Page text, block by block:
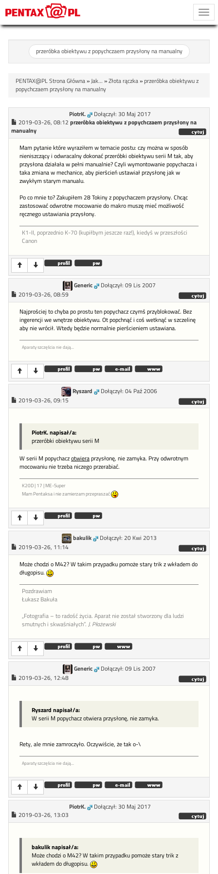
przeróbka obiektywu z popychczaem przysłony na manualny
PENTAX@PL Strona Główna»Jak... »Złota rączka»przeróbka obiektywu z
popychczaem przysłony na manualny
PiotrK.
Dołączył: 30 Maj 2017
2019-03-26, 08:12 przeróbka obiektywu z popychczaem przysłony na
manualny
Mam pytanie które wyraziłem w temacie postu: czy można w sposób
nieniszczący i odwracalny dokonać przeróbki obiektywu serii M tak, aby
przysłona działała w pełni manualnie? Czyli wymontowanie popychacza i
taka zmiana w mechanice, aby pierścień ustawiał przysłonę jak w
zwykłym starym manualu.
Po co mnie to? Zakupiłem 28 Tokiny z popychaczem przysłony. Chcąc
zastosować odwrotne mocowanie do makro muszę mieć możliwość
ręcznego ustawiania przysłony.
K1-II, poprzednio K-70 (kupiłbym jeszcze raz!), kiedyś w przeszłości
Canon
Generic
Dołączył: 09 Lis 2007
2019-03-26, 08:59
Najprościej to chyba po prostu ten popychacz czymś przyblokować. Bez
ingerencji we wnętrze obiektywu. Ot popchnąć i coś wetknąć w szczelinę
aby nie wrócił. Wtedy będzie normalnie pierścieniem ustawiana.
Aparaty szczęścia nie dają...
Ryszard
Dołączył: 04 Paź 2006
2019-03-26, 09:15
PiotrK. napisał/a:
przeróbki obiektywu serii M
W serii M popychaczotwieraprzysłonę, nie zamyka. Przy odwrotnym
mocowaniu nie trzeba niczego przerabiać.
K20D | 17 | ME-Super
Mam Pentaksa i nie zamierzam przepraszać
bakulik
Dołączył: 20 Kwi 2013
2019-03-26, 11:14
Może chodzi o M42? W takim przypadku pomoże stary trik z wkładem do
długopisu.
Pozdrawiam
Łukasz Bakuła
„Fotografia – to radość życia. Aparat nie został stworzony dla ludzi
smutnych i skwaśniałych”. J. Płażewski
Generic
Dołączył: 09 Lis 2007
2019-03-26, 12:48
Ryszard napisał/a:
W serii M popychacz otwiera przysłonę, nie zamyka.
Rety, ale mnie zamroczyło. Oczywiście, że tak o-\
Aparaty szczęścia nie dają...
PiotrK.
Dołączył: 30 Maj 2017
2019-03-26, 13:03
bakulik napisał/a:
Może chodzi o M42? W takim przypadku pomoże stary trik z
wkładem do długopisu.